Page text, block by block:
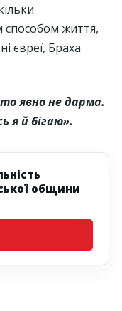
способом життя,
євреї, Браха
явно не дарма.
я й бігаю».
общини